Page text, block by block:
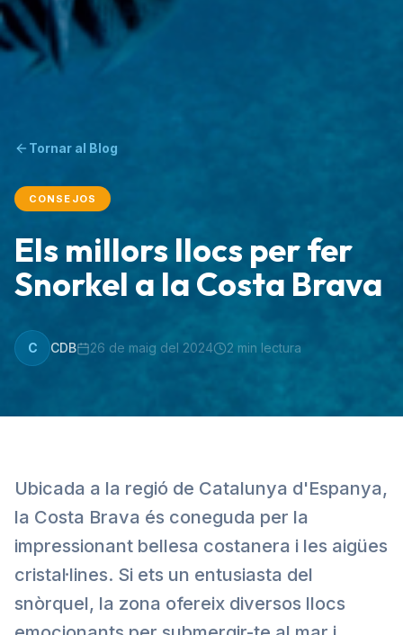
Tornar al Blog
CONSEJOS
Els millors llocs per fer
Snorkel a la Costa Brava
C CDB 26 de maig del 2024 2 min lectura
Ubicada a la regió de Catalunya d'Espanya,
la Costa Brava és coneguda per la
impressionant bellesa costanera i les aigües
cristal·lines. Si ets un entusiasta del
snòrquel, la zona ofereix diversos llocs